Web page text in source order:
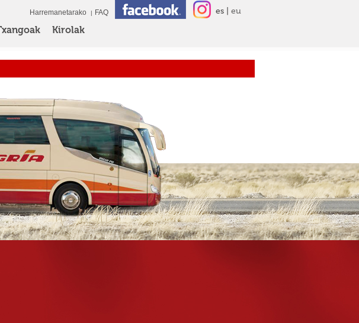
Kirolak
Harremanetarako FAQ es eu